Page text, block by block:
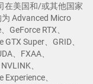
在美国和/或其他国家
Advanced Micro
GeForce RTX、
Super、GRID、
、FXAA、
、
、